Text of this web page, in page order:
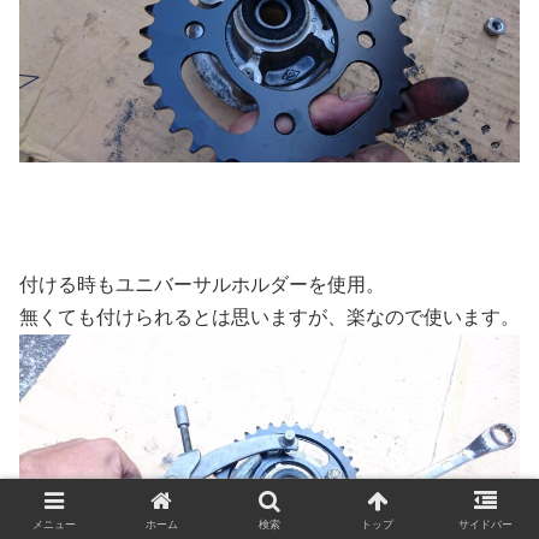
付ける時もユニバーサルホルダーを使用。
無くても付けられるとは思いますが、楽なので使います。
メニュー ホーム 検索 トップ サイドバー